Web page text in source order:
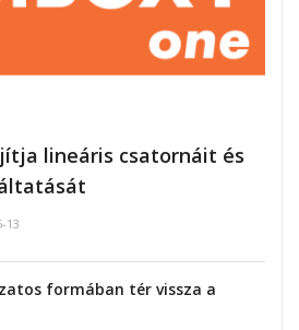
lineáris csatornáit és
13
formában tér vissza a